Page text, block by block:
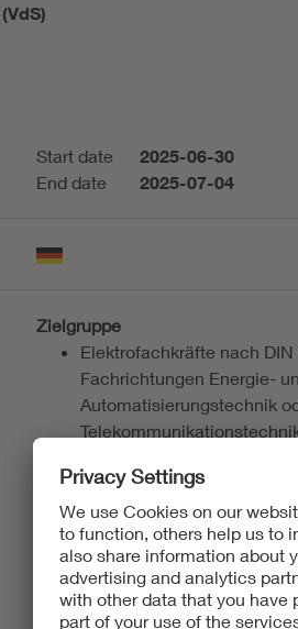
Start date 2025-06-30
End date 2025-07-04
Zielgruppe
Elektrofachkräfte nach
Fachrichtungen Energie-
Automatisierungstechnik
vergleichbarer industrieller
abgeschlossenem
Bachelor, Master),
Industriemeister,
oder Personen mit einer
ausreichenden